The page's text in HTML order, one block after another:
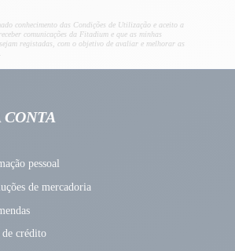
conhecimento das Condições de Utilização e aceito a
comunicações da Fitadium e que as minhas
registadas, com o objetivo de avaliar e melhorar as
CONTA
pessoal
de mercadoria
de crédito